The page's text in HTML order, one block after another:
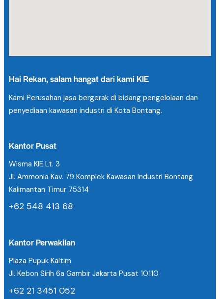
Hai Rekan, salam hangat dari kami KIE
Kami Perusahan jasa bergerak di bidang pengelolaan dan
penyediaan kawasan industri di Kota Bontang.
Kantor Pusat
Wisma KIE Lt. 3
Jl. Ammonia Kav. 79 Komplek Kawasan Industri Bontang
Kalimantan Timur 75314
+62 548 413 68
Kantor Perwakilan
Plaza Pupuk Kaltim
Jl. Kebon Sirih 6a Gambir Jakarta Pusat 10110
+62 21 3451 052